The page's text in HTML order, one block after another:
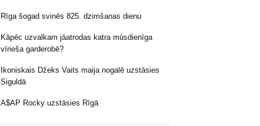
Rīga šogad svinēs 825. dzimšanas dienu
Kāpēc uzvalkam jāatrodas katra mūsdienīga
vīrieša garderobē?
Ikoniskais Džeks Vaits maija nogalē uzstāsies
Siguldā
A$AP Rocky uzstāsies Rīgā